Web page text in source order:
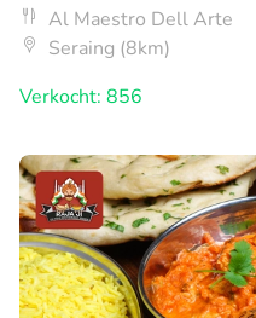
Al Maestro Dell Arte
Seraing (8km)
Verkocht: 856